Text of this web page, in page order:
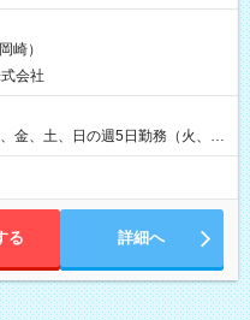
崎）
会社
金、土、日の週5日勤務（火、水
等、長期休暇有り！） ・ワンシ
）
る 詳細へ